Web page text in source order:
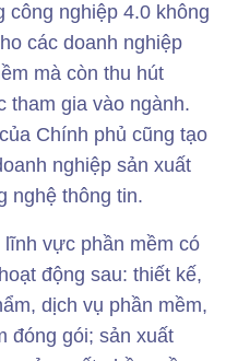
công nghiệp 4.0 không
các doanh nghiệp
mà còn thu hút
tham gia vào ngành.
Chính phủ cũng tạo
nghiệp sản xuất
nghệ thông tin.
vực phần mềm có
động sau: thiết kế,
dịch vụ phần mềm,
đóng gói; sản xuất